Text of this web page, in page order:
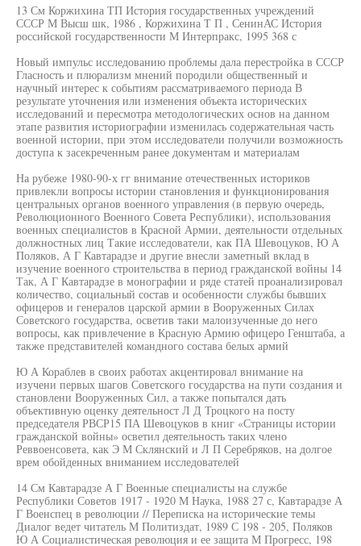
13 См Коржихина ТП История государственных учреждений
СССР М Высш шк, 1986 , Коржихина Т П , СенинАС История
российской государственности М Интерпракс, 1995 368 с
Новый импульс исследованию проблемы дала перестройка в СССР
Гласность и плюрализм мнений породили общественный и
научный интерес к событиям рассматриваемого периода В
результате уточнения или изменения объекта исторических
исследований и пересмотра методологических основ на данном
этапе развития историографии изменилась содержательная часть
военной истории, при этом исследователи получили возможность
доступа к засекреченным ранее документам и материалам
На рубеже 1980-90-х гг внимание отечественных историков
привлекли вопросы истории становления и функционирования
центральных органов военного управления (в первую очередь,
Революционного Военного Совета Республики), использования
военных специалистов в Красной Армии, деятельности отдельных
должностных лиц Такие исследователи, как ПА Шевоцуков, Ю А
Поляков, А Г Кавтарадзе и другие внесли заметный вклад в
изучение военного строительства в период гражданской войны 14
Так, А Г Кавтарадзе в монографии и ряде статей проанализировал
количество, социальный состав и особенности службы бывших
офицеров и генералов царской армии в Вооруженных Силах
Советского государства, осветив таки малоизученные до него
вопросы, как привлечение в Красную Армию офицеро Генштаба, а
также представителей командного состава белых армий
Ю А Кораблев в своих работах акцентировал внимание на
изучени первых шагов Советского государства на пути создания и
становлени Вооруженных Сил, а также попытался дать
объективную оценку деятельност Л Д Троцкого на посту
председателя РВСР15 ПА Шевоцуков в книг «Страницы истории
гражданской войны» осветил деятельность таких члено
Реввоенсовета, как Э М Склянский и Л П Серебряков, на долгое
врем обойденных вниманием исследователей
14 См Кавтарадзе А Г Военные специалисты на службе
Республики Советов 1917 - 1920 М Наука, 1988 27 с, Кавтарадзе А
Г Военспец в революции // Переписка на исторические темы
Диалог ведет читатель М Политиздат, 1989 С 198 - 205, Поляков
Ю А Социалистическая революция и ее защита М Прогресс, 198